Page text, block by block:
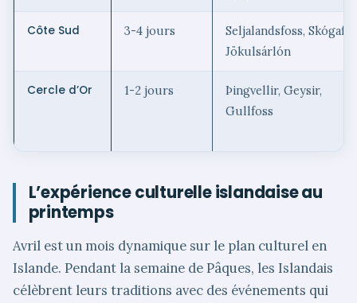
Côte Sud 3-4 jours
Seljalandsfoss,
Jökulsárlón
Cercle d’Or 1-2 jours
Þingvellir, Geysir,
Gullfoss
L’expérience culturelle islandaise au
printemps
Avril est un mois dynamique sur le plan culturel en
Islande. Pendant la semaine de Pâques, les Islandais
célèbrent leurs traditions avec des événements qui